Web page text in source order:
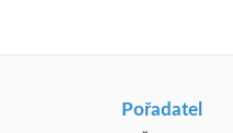
Pořadatel